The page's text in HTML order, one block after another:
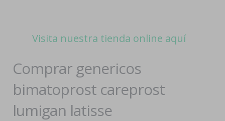
Visita nuestra tienda online aquí
Comprar genericos
bimatoprost careprost
lumigan latisse